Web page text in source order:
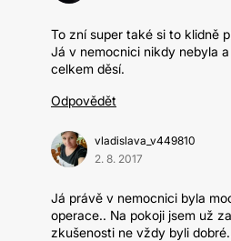
To zní super také si to klidně
Já v nemocnici nikdy nebyla
celkem děsí.
Odpovědět
vladislava_v449810
2. 8. 2017
Já právě v nemocnici byla
operace.. Na pokoji jsem už
zkušenosti ne vždy byli